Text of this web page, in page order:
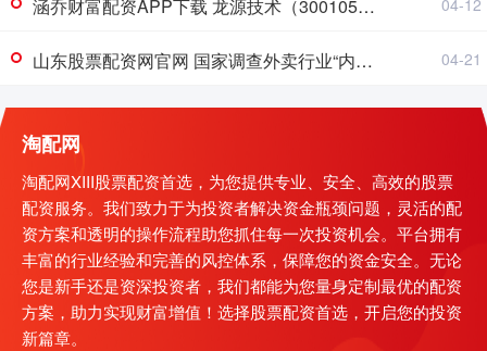
涵乔财富配资APP下载 龙源技术（300105）2025年年报简析：净利润同比下降154.64%，三费占比上升明显 04-12
山东股票配资网官网 国家调查外卖行业“内卷式”竞争 淘宝闪购、美团回应 04-21
淘配网
淘配网XIII股票配资首选，为您提供专业、安全、高效的股票
配资服务。我们致力于为投资者解决资金瓶颈问题，灵活的配
资方案和透明的操作流程助您抓住每一次投资机会。平台拥有
丰富的行业经验和完善的风控体系，保障您的资金安全。无论
您是新手还是资深投资者，我们都能为您量身定制最优的配资
方案，助力实现财富增值！选择股票配资首选，开启您的投资
新篇章。